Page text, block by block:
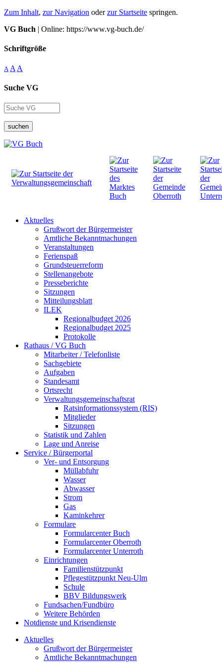
Zum Inhalt, zur Navigation oderzur Startseite springen.
VG Buch | Online: https://www.vg-buch.de/
Schriftgröße
A A A
Suche VG
suchen
Aktuelles
Grußwort der Bürgermeister
Amtliche Bekanntmachungen
Veranstaltungen
Ferienspaß
Grundsteuerreform
Stellenangebote
Presseberichte
Sitzungen
Mitteilungsblatt
ILEK
Regionalbudget 2026
Regionalbudget 2025
Protokolle
Rathaus / VG Buch
Mitarbeiter / Telefonliste
Sachgebiete
Aufgaben
Standesamt
Ortsrecht
Verwaltungsgemeinschaftsrat
Ratsinformationssystem (RIS)
Mitglieder
Sitzungen
Statistik und Zahlen
Lage und Anreise
Service / Bürgerportal
Ver- und Entsorgung
Müllabfuhr
Wasser
Abwasser
Strom
Gas
Kaminkehrer
Formulare
Formularcenter Buch
Formularcenter Oberroth
Formularcenter Unterroth
Einrichtungen
Familienstützpunkt
Pflegestützpunkt Neu-Ulm
Schule
BBV Bildungswerk
Fundsachen/Fundbüro
Weitere Behörden
Notdienste und Krisendienste
Aktuelles
Grußwort der Bürgermeister
Amtliche Bekanntmachungen